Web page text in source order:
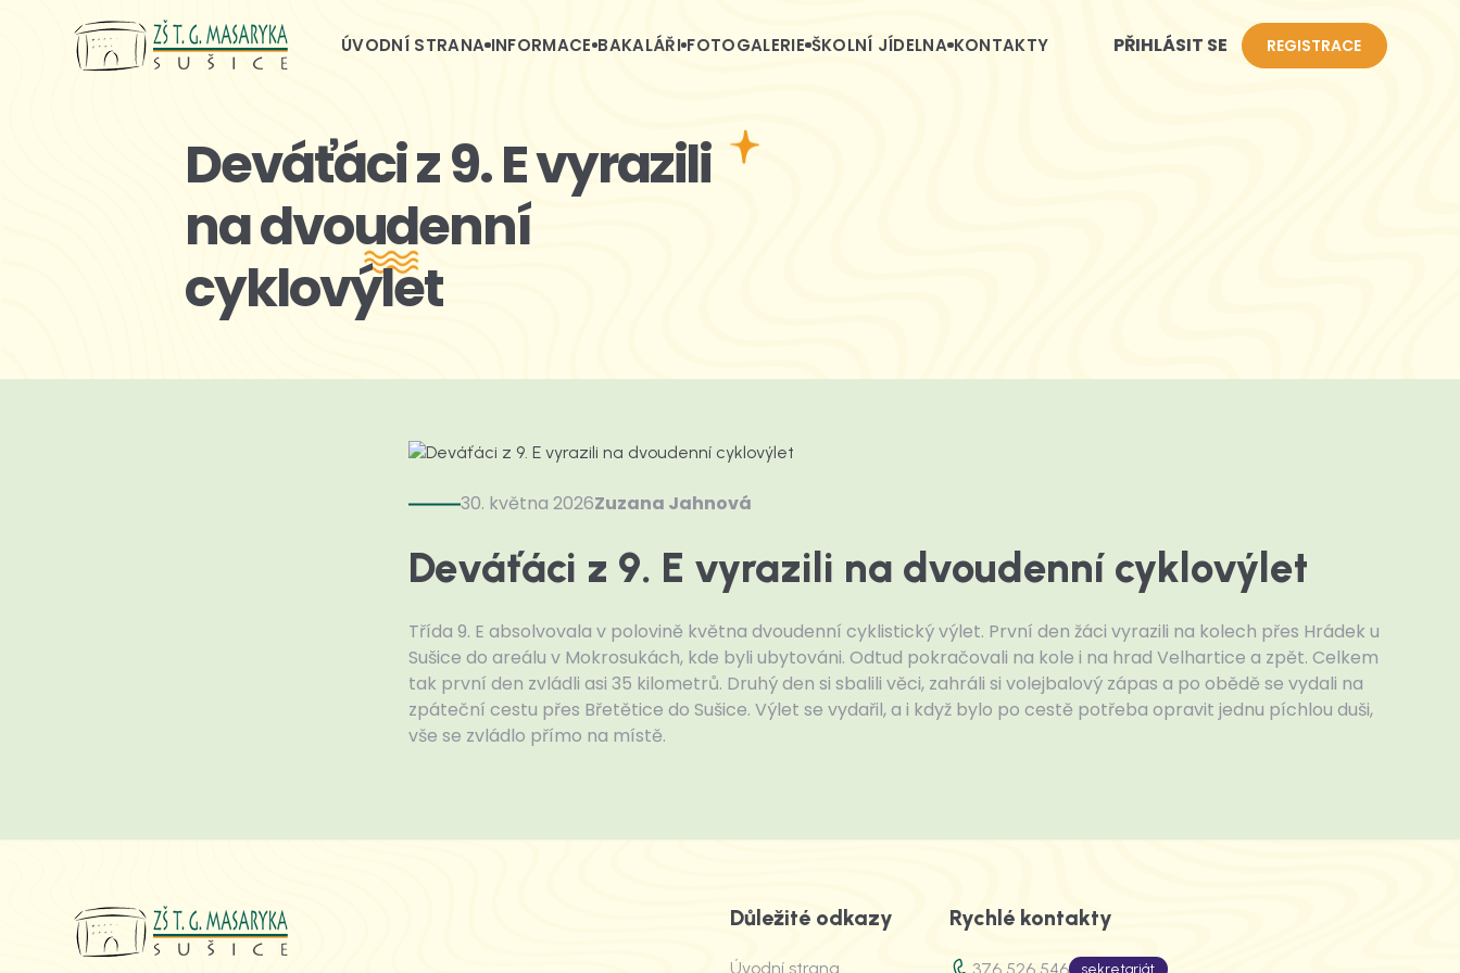
ÚVODNÍ STRANA INFORMACE BAKALÁŘI FOTOGALERIE ŠKOLNÍ JÍDELNA KONTAKTY PŘIHLÁSIT SE REGISTRACE
Deváťáci z 9. E vyrazili
na dvoudenní
cyklovýlet
30. května 2026Zuzana Jahnová
Deváťáci z 9. E vyrazili na dvoudenní cyklovýlet
Třída 9. E absolvovala v polovině května dvoudenní cyklistický výlet. První den žáci vyrazili na kolech přes Hrádek u
Sušice do areálu v Mokrosukách, kde byli ubytováni. Odtud pokračovali na kole i na hrad Velhartice a zpět. Celkem
tak první den zvládli asi 35 kilometrů. Druhý den si sbalili věci, zahráli si volejbalový zápas a po obědě se vydali na
zpáteční cestu přes Břetětice do Sušice. Výlet se vydařil, a i když bylo po cestě potřeba opravit jednu píchlou duši,
vše se zvládlo přímo na místě.
Důležité odkazy
Úvodní strana
Rychlé kontakty
376 526 546 sekretariát